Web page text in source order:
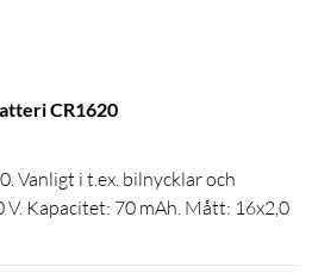
CR1620
Vanligt i t.ex. bilnycklar och
V. Kapacitet: 70 mAh. Mått: 16x2,0